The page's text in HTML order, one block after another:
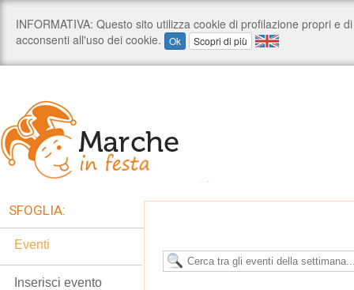
SFOGLIA:
Eventi
Inserisci evento